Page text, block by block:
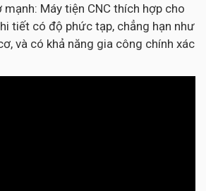
Máy tiện CNC thích hợp cho
tiết có độ phức tạp, chẳng hạn như
và có khả năng gia công chính xác